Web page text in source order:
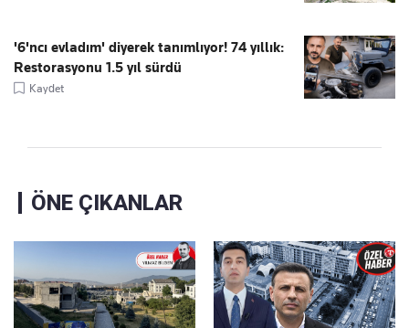
'6'ncı evladım' diyerek tanımlıyor! 74 yıllık:
Restorasyonu 1.5 yıl sürdü
Kaydet
ÖNE ÇIKANLAR